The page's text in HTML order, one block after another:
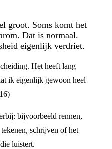
groot. Soms komt het
Dat is normaal.
eigenlijk verdriet.
Het heeft lang
ik eigenlijk gewoon heel
bijvoorbeeld rennen,
schrijven of het
luistert.